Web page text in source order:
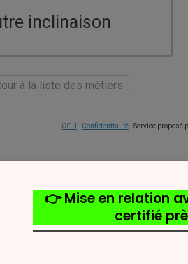
inclinaison
à la liste des métiers
CGU - Confidentialité- Service proposé
solution d’avenir pour
à la préservation de la
solaires intégrés ou de
leurs avantages, leurs